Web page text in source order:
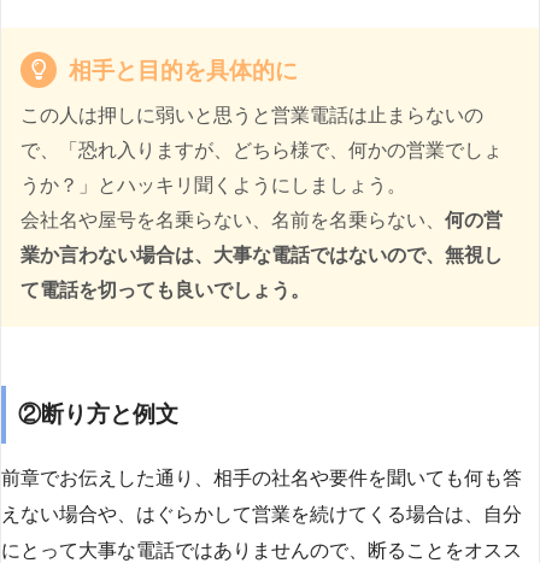
相手と目的を具体的に
この人は押しに弱いと思うと営業電話は止まらないの
で、「恐れ入りますが、どちら様で、何かの営業でしょ
うか？」とハッキリ聞くようにしましょう。
会社名や屋号を名乗らない、名前を名乗らない、 何の営
業か言わない場合は、大事な電話ではないので、無視し
て電話を切っても良いでしょう。
②断り方と例文
前章でお伝えした通り、相手の社名や要件を聞いても何も答
えない場合や、はぐらかして営業を続けてくる場合は、自分
にとって大事な電話ではありませんので、断ることをオスス